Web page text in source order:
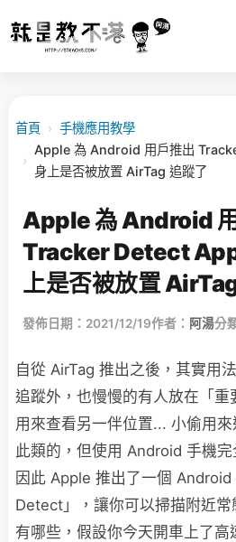
首頁 › 手機應用教學
›
Apple 為 Android 用戶推出
身上是否被放置 AirTag 追蹤了
Apple 為 Android
Tracker Detect
上是否被放置
發佈日期：2021/12/19作者： 阿湯分
自從 AirTag 推出之後，其實用
追蹤外，也慢慢的有人放在「重
用來查看另一伴位置... 小偷用
此類的，但使用 Android 手機完
因此 Apple 推出了一個
Detect」，讓你可以掃描附近常
有哪些，假設你今天開車上了高